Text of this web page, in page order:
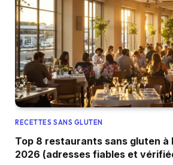
RECETTES SANS GLUTEN
Top 8 restaurants sans gluten à
2026 (adresses fiables et